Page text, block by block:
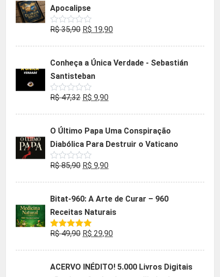
Apocalipse
Avaliação
de
R$35,90 O
era:
R$ 35,90.
R$ 19,90O
é:
Conheça a Única Verdade - Sebastián
Santisteban
Avaliação
de
R$47,32 O
era:
R$ 47,32.
R$ 9,90O
é:
R$ 9,90.
O Último Papa Uma Conspiração
Diabólica Para Destruir o Vaticano
Avaliação
de
R$85,90 O
era:
R$ 85,90.
R$ 9,90O
é:
R$ 9,90.
Bitat-960: A Arte de Curar – 960
Receitas Naturais
Avaliação
R$49,90 O
era:
R$ 29,90O
é:
ACERVO INÉDITO! 5.000 Livros Digitais